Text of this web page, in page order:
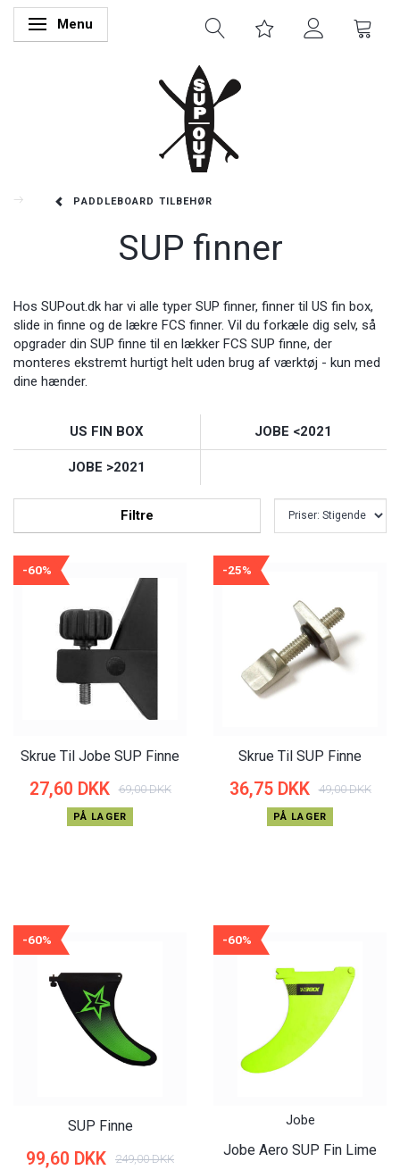
Skifte navigation
Menu
PADDLEBOARD TILBEHØR
SUP finner
Hos SUPout.dk har vi alle typer SUP finner, finner til US fin box,
slide in finne og de lækre FCS finner. Vil du forkæle dig selv, så
opgrader din SUP finne til en lækker FCS SUP finne, der
monteres ekstremt hurtigt helt uden brug af værktøj - kun med
dine hænder.
US FIN BOX JOBE <2021
JOBE >2021
Filtre
-60%
Skrue Til Jobe SUP Finne
27,60 DKK 69,00 DKK
PÅ LAGER
-25%
Skrue Til SUP Finne
36,75 DKK 49,00 DKK
PÅ LAGER
-60%
SUP Finne
99,60 DKK 249,00 DKK
-60%
Jobe
Jobe Aero SUP Fin Lime